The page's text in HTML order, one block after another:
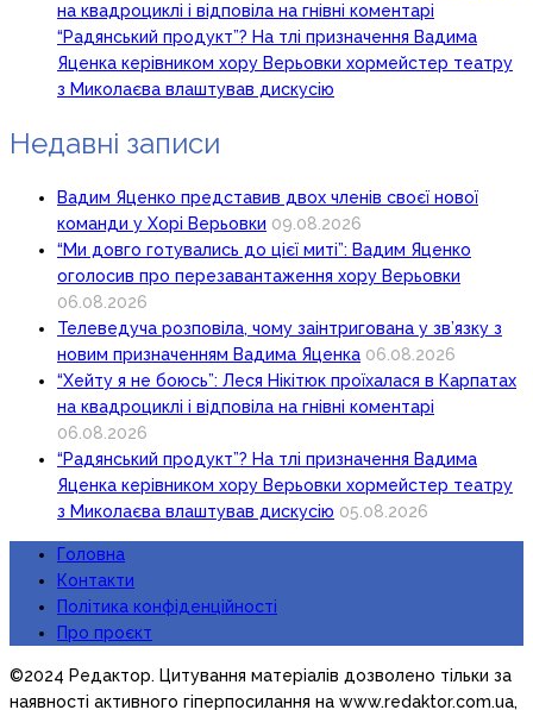
на квадроциклі і відповіла на гнівні коментарі
“Радянський продукт”? На тлі призначення Вадима
Яценка керівником хору Верьовки хормейстер театру
з Миколаєва влаштував дискусію
Недавні записи
Вадим Яценко представив двох членів своєї нової
команди у Хорі Верьовки 09.08.2026
“Ми довго готувались до цієї миті”: Вадим Яценко
оголосив про перезавантаження хору Верьовки
06.08.2026
Телеведуча розповіла, чому заінтригована у зв’язку з
новим призначенням Вадима Яценка 06.08.2026
“Хейту я не боюсь”: Леся Нікітюк проїхалася в Карпатах
на квадроциклі і відповіла на гнівні коментарі
06.08.2026
“Радянський продукт”? На тлі призначення Вадима
Яценка керівником хору Верьовки хормейстер театру
з Миколаєва влаштував дискусію 05.08.2026
Головна
Контакти
Політика конфіденційності
Про проєкт
©2024 Редактор. Цитування матеріалів дозволено тільки за
наявності активного гіперпосилання на www.redaktor.com.ua,